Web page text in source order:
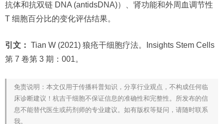
抗体和抗双链 DNA (antidsDNA)）、肾功能和外周血调节性
T 细胞百分比的变化评估结果。
引文： Tian W (2021) 狼疮干细胞疗法。Insights Stem Cells
第 7 卷第 3 期：001。
免责说明：本文仅用于传播科普知识，分享行业观点，不构成任何临
床诊断建议！杭吉干细胞不保证信息的准确性和完整性。所发布的信
息不能替代医生或药剂师的专业建议。如有版权等疑问，请随时联系
我。